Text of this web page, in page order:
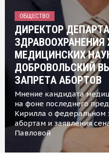
ОБЩЕСТВО
ДИРЕКТОР
МЕДИЦИНСКИХ
ДОБРОВОЛЬСКИЙ
ЗАПРЕТА АБОРТОВ
Мнение кандидата
на фоне последнего
Кирилла о федеральном
абортам и заявления
Павловой